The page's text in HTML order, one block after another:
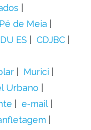
Pé de Meia
ES
CDJBC
Murici
Urbano
e-mail